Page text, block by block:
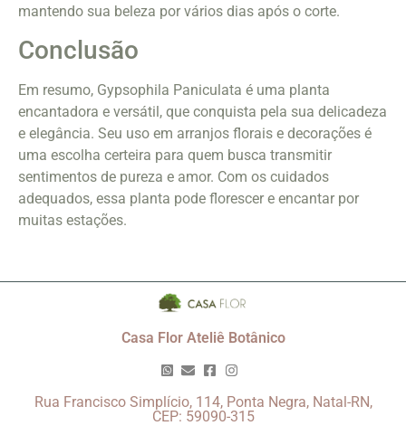
mantendo sua beleza por vários dias após o corte.
Conclusão
Em resumo, Gypsophila Paniculata é uma planta
encantadora e versátil, que conquista pela sua delicadeza
e elegância. Seu uso em arranjos florais e decorações é
uma escolha certeira para quem busca transmitir
sentimentos de pureza e amor. Com os cuidados
adequados, essa planta pode florescer e encantar por
muitas estações.
Casa Flor Ateliê Botânico
Rua Francisco Simplício, 114, Ponta Negra, Natal-RN,
CEP: 59090-315